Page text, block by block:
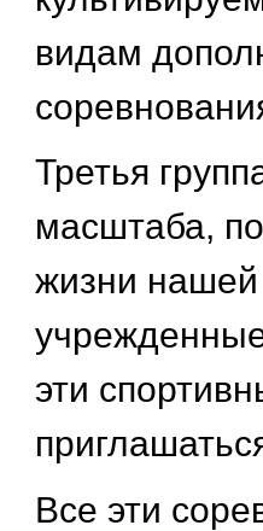
видам
Третья
масштаба,
жизни нашей
эти
Все эти